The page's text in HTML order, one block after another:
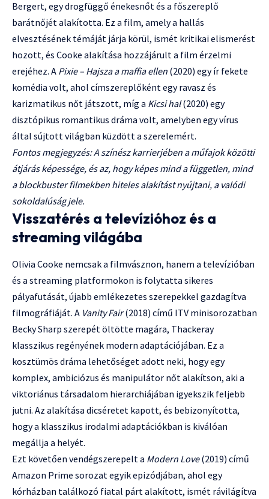
Bergert, egy drogfüggő énekesnőt és a főszereplő
barátnőjét alakította. Ez a film, amely a hallás
elvesztésének témáját járja körül, ismét kritikai elismerést
hozott, és Cooke alakítása hozzájárult a film érzelmi
erejéhez. A Pixie – Hajsza a maffia ellen (2020) egy ír fekete
komédia volt, ahol címszereplőként egy ravasz és
karizmatikus nőt játszott, míg a Kicsi hal(2020) egy
disztópikus romantikus dráma volt, amelyben egy vírus
által sújtott világban küzdött a szerelemért.
Fontos megjegyzés: A színész karrierjében a műfajok közötti
átjárás képessége, és az, hogy képes mind a független, mind
a blockbuster filmekben hiteles alakítást nyújtani, a valódi
sokoldalúság jele.
Visszatérés a televízióhoz és a
streaming világába
Olivia Cooke nemcsak a filmvásznon, hanem a televízióban
és a streaming platformokon is folytatta sikeres
pályafutását, újabb emlékezetes szerepekkel gazdagítva
filmográfiáját. A Vanity Fair(2018) című ITV minisorozatban
Becky Sharp szerepét öltötte magára, Thackeray
klasszikus regényének modern adaptációjában. Ez a
kosztümös dráma lehetőséget adott neki, hogy egy
komplex, ambiciózus és manipulátor nőt alakítson, aki a
viktoriánus társadalom hierarchiájában igyekszik feljebb
jutni. Az alakítása dicséretet kapott, és bebizonyította,
hogy a klasszikus irodalmi adaptációkban is kiválóan
megállja a helyét.
Ezt követően vendégszerepelt a Modern Love(2019) című
Amazon Prime sorozat egyik epizódjában, ahol egy
kórházban találkozó fiatal párt alakított, ismét rávilágítva